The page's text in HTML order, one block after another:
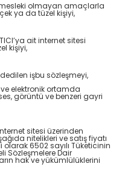
olmayan amaçlarla
ya da tüzel kişiyi,
ait internet sitesi
kişiyi,
işbu sözleşmeyi,
ve elektronik ortamda
görüntü ve benzeri gayri
sitesi üzerinden
nitelikleri ve satış fiyatı
olarak 6502 sayılı Tüketicinin
Sözleşmelere Dair
hak ve yükümlülüklerini